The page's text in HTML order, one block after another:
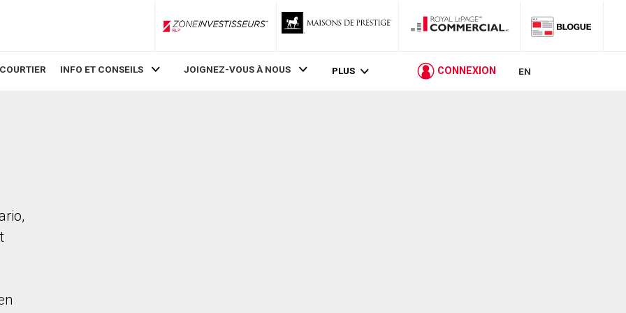
ZoneInvestisseurs RLP
INFO ET CONSEILS JOIGNEZ-VOUS À NOUS PLUS CONNEXION EN